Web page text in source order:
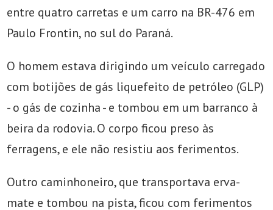
entre quatro carretas e um carro na BR-476 em
Paulo Frontin, no sul do Paraná.
O homem estava dirigindo um veículo carregado
com botijões de gás liquefeito de petróleo (GLP)
- o gás de cozinha - e tombou em um barranco à
beira da rodovia. O corpo ficou preso às
ferragens, e ele não resistiu aos ferimentos.
Outro caminhoneiro, que transportava erva-
mate e tombou na pista, ficou com ferimentos